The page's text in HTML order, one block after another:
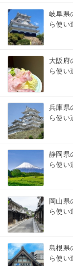
岐阜県
ら使い
大阪府
ら使い
兵庫県
ら使い
静岡県
ら使い
岡山県
ら使い
島根県
ら使い